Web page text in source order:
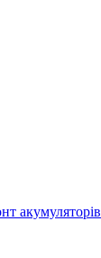
акумуляторів